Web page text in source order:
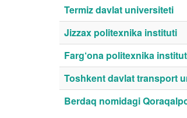
Termiz davlat universiteti
Jizzax politexnika instituti
Farg‘ona politexnika
Toshkent davlat transport
Berdaq nomidagi